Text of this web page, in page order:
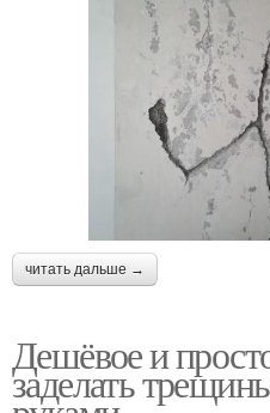
читать дальше →
Дешёвое и
заделать